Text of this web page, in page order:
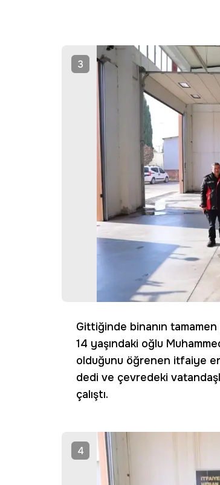
3
Gittiğinde binanın tamamen
14 yaşındaki oğlu
olduğunu öğrenen itfaiye
dedi ve çevredeki
çalıştı.
4